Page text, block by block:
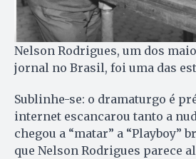
Nelson Rodrigues, um dos
jornal no Brasil, foi uma das
Sublinhe-se: o dramaturgo é
internet escancarou tanto a
chegou a “matar” a “Playboy”
que Nelson Rodrigues parece